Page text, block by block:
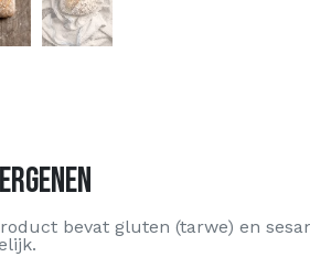
bevat gluten (tarwe) en